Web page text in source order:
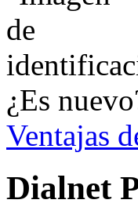
¿Es
Ventajas
Dialnet